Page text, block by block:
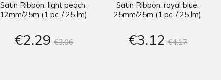
Satin Ribbon, light peach,
12mm/25m (1 pc. / 25 lm)
€2 29 €306
Satin Ribbon, royal blue,
25mm/25m (1 pc. / 25 lm)
€3 12 €417